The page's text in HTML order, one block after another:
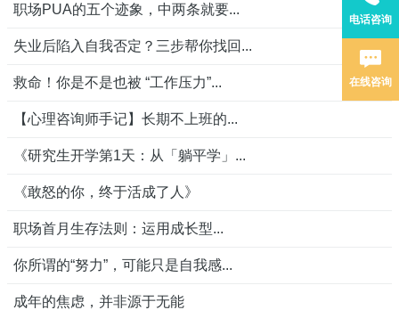
职场PUA的五个迹象，中两条就要...
失业后陷入自我否定？三步帮你找回...
救命！你是不是也被 “工作压力”...
【心理咨询师手记】长期不上班的...
《研究生开学第1天：从「躺平学」...
《敢怒的你，终于活成了人》
职场首月生存法则：运用成长型...
你所谓的“努力”，可能只是自我感...
成年的焦虑，并非源于无能
电话咨询
在线咨询